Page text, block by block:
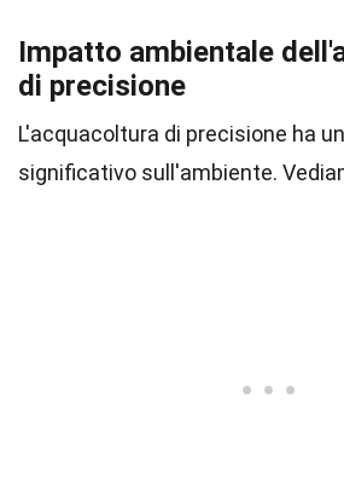
Impatto ambientale
di precisione
L'acquacoltura di precisione ha
significativo sull'ambiente.